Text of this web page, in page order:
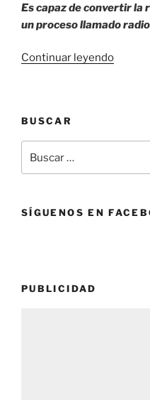
Es capaz de convertir la
un proceso llamado
Continuar leyendo«Hongo
BUSCAR
por:
SÍGUENOS EN
PUBLICIDAD